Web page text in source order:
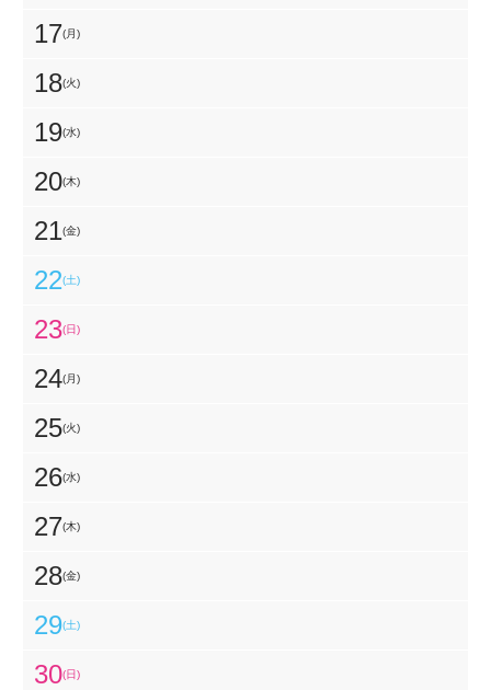
17(月)
18(火)
19(水)
20(木)
21(金)
22(土)
23(日)
24(月)
25(火)
26(水)
27(木)
28(金)
29(土)
30(日)